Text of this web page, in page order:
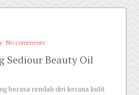
No comments
Sediour Beauty Oil
berasa rendah diri kerana kulit